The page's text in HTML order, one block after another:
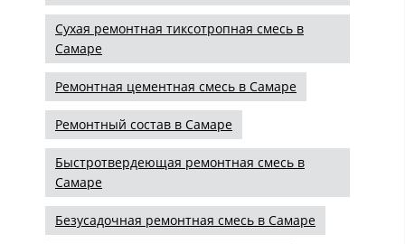
Сухая ремонтная тиксотропная смесь в
Самаре
Ремонтная цементная смесь в Самаре
Ремонтный состав в Самаре
Быстротвердеющая ремонтная смесь в
Самаре
Безусадочная ремонтная смесь в Самаре